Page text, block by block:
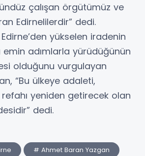
çalışan örgütümüz ve
Edirnelilerdir” dedi.
yükselen iradenin
emin adımlarla yürüdüğünün
olduğunu vurgulayan
“Bu ülkeye adaleti,
yeniden getirecek olan
dedi.
# Ahmet Baran Yazgan